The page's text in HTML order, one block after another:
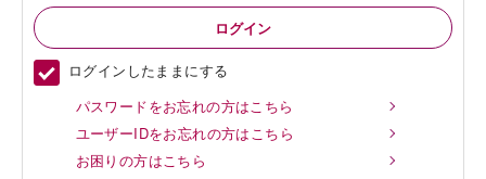
ログインしたままにする
パスワードをお忘れの方はこちら
ユーザーIDをお忘れの方はこちら
お困りの方はこちら